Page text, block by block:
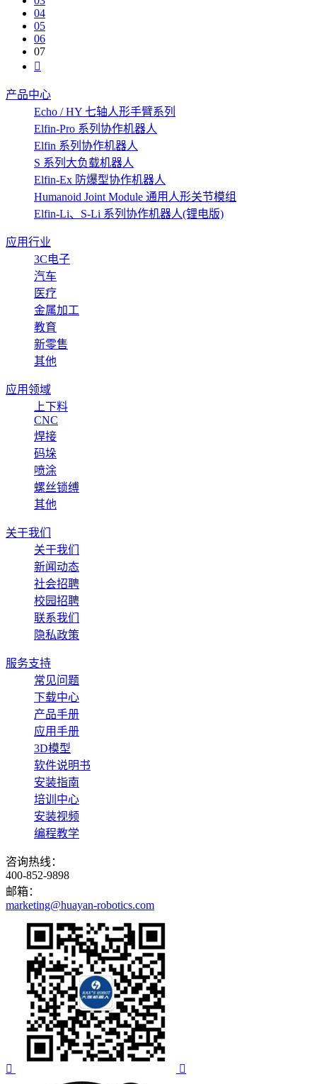
04
05
06
07
产品中心
Echo / HY 七轴人形手臂系列
Elfin-Pro 系列协作机器人
Elfin 系列协作机器人
S 系列大负载机器人
Elfin-Ex 防爆型协作机器人
Humanoid Joint Module 通用人形关节模组
Elfin-Li、S-Li 系列协作机器人(锂电版)
应用行业
3C电子
汽车
医疗
金属加工
教育
新零售
其他
应用领域
上下料
CNC
焊接
码垛
喷涂
螺丝锁缚
其他
关于我们
关于我们
新闻动态
社会招聘
校园招聘
联系我们
隐私政策
服务支持
常见问题
下载中心
产品手册
应用手册
3D模型
软件说明书
安装指南
培训中心
安装视频
编程教学
咨询热线：
400-852-9898
邮箱：
marketing@huayan-robotics.com